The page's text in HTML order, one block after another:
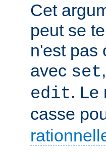
Cet
peut se
n'est pas
avec set,
edit. Le
casse